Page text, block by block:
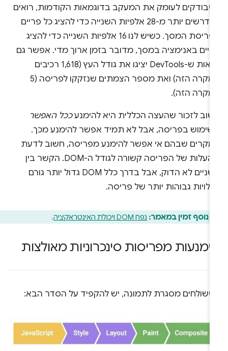
לעומק את המעקב בדוגמאות הקודמות, רואים
שנדרשים יותר מ-28 אלפיות השנייה כדי להציג כל פריים
בפריסת המסך. כשיש לנו 16 אלפיות השנייה כדי להציג
באנימציה במסך, מדובר בזמן ארוך מדי. אפשר גם
לראות ש-DevTools יציגו את גודל העץ (1,618 רכיבים
במקרה הזה) ואת מספר הצמתים שנזקקו לפריסה (5
הזה).
לזכור שהעצה הכללית היא להימנעככל האפשר
בפריסה, אבל לא תמיד אפשר להימנע מכך.
שבהם אי אפשר להימנע מפריסה, חשוב לדעת
שהעלות של הפריסה קשורה לגודל ה-DOM. הקשר בין
השניים לא הדוק, אבל בדרך כלל DOM גדול יותר גורם
גבוהות יותר של פריסה.
נוסף זמין במאמר:נפח DOM ויכולת האינטראקציה .
מפריסות סינכרוניות מאולצות
מסגרת לתמונה, יש להקפיד על הסדר הבא: